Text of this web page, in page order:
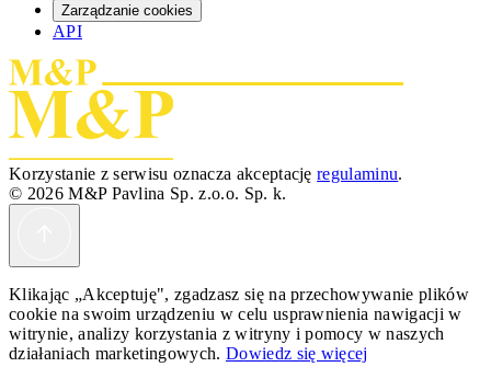
Zarządzanie cookies
API
Korzystanie z serwisu oznacza akceptacjęregulaminu.
© 2026 M&P Pavlina Sp. z.o.o. Sp. k.
Klikając „Akceptuję", zgadzasz się na przechowywanie plików
cookie na swoim urządzeniu w celu usprawnienia nawigacji w
witrynie, analizy korzystania z witryny i pomocy w naszych
działaniach marketingowych. Dowiedz się więcej